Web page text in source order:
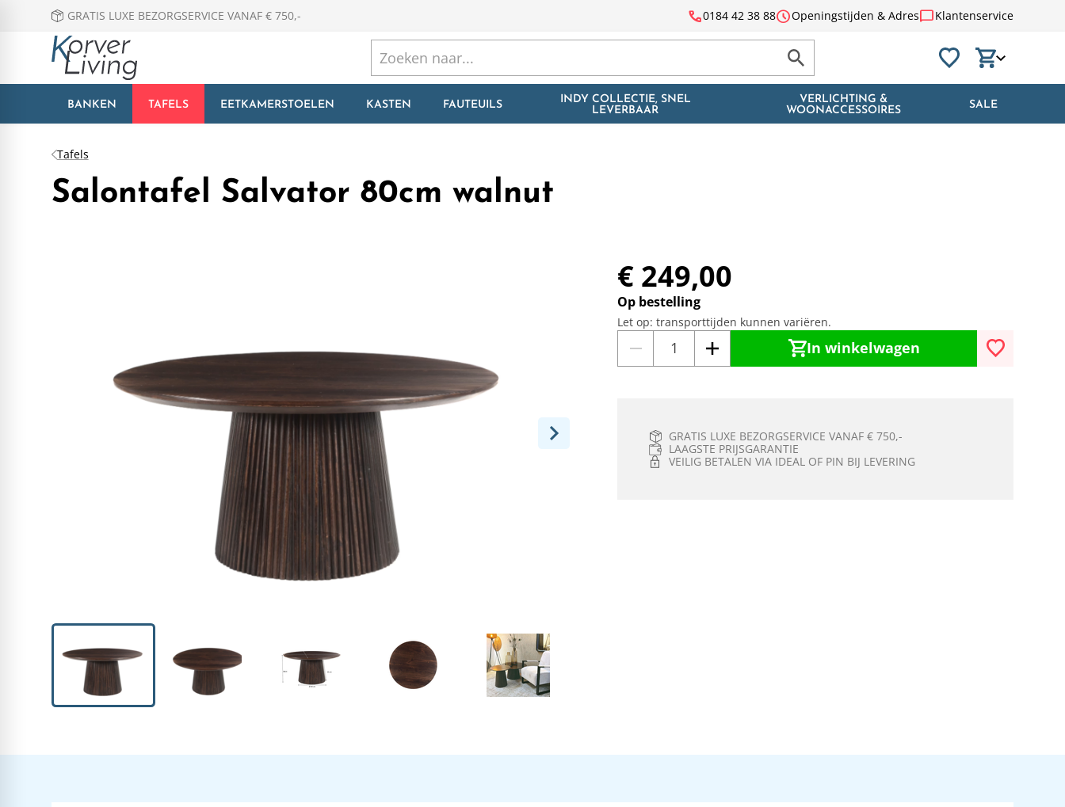
GRATIS LUXE BEZORGSERVICE VANAF € 750,- call0184 42 38 88scheduleOpeningstijden & Adreschat_bubbleKlantenservice
BANKEN TAFELS EETKAMERSTOELEN KASTEN FAUTEUILS
INDY COLLECTIE, SNEL
LEVERBAAR
VERLICHTING &
WOONACCESSOIRES
SALE
Tafels
Salontafel Salvator 80cm walnut
€ 249,00
Op bestelling
Let op: transporttijden kunnen variëren.
In winkelwagen
GRATIS LUXE BEZORGSERVICE VANAF € 750,-
LAAGSTE PRIJSGARANTIE
VEILIG BETALEN VIA IDEAL OF PIN BIJ LEVERING